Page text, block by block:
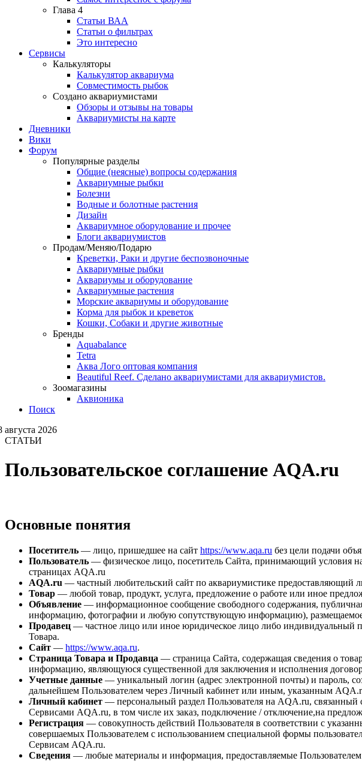
Глава 4
Статьи ВАА
Статьи о фильтрах
Это интересно
Сервисы
Калькуляторы
Калькулятор аквариума
Совместимость рыбок
Создано аквариумистами
Обзоры и отзывы на товары
Аквариумисты на карте
Дневники
Вики
Форум
Популярные разделы
Общие (неясные) вопросы содержания
Аквариумные рыбки
Болезни
Водные и болотные растения
Дизайн
Аквариумное оборудование и прочее
Блоги аквариумистов
Продам/Меняю/Подарю
Креветки, Раки и другие беспозвоночные
Аквариумные рыбки
Аквариумы и оборудование
Аквариумные растения
Морские аквариумы и оборудование
Корма для рыбок и креветок
Кошки, Собаки и другие животные
Бренды
Aquabalance
Tetra
Аква Лого оптовая компания
Beautiful Reef. Сделано аквариумистами для аквариумистов.
Зоомагазины
Аквионика
Поиск
августа 2026
СТАТЬИ
Пользовательское соглашение AQA.ru
Основные понятия
Посетитель — лицо, пришедшее на сайт https://www.aqa.ru без цели подачи
Пользователь — физическое лицо, посетитель Сайта, принимающий условия
страницах AQA.ru
AQA.ru — частный любительский сайт по аквариумистике предоставляющий
Товар — любой товар, продукт, услуга, предложение о работе или иное
Объявление — информационное сообщение свободного содержания,
информацию, фотографии и любую сопутствующую информацию), размещаемое
Продавец — частное лицо или иное юридическое лицо либо индивидуальный
Товара.
Сайт — https://www.aqa.ru.
Страница Товара и Продавца — страница Сайта, содержащая сведения о
информацию, являющуюся существенной для заключения и исполнения
Учетные данные — уникальный логин (адрес электронной почты) и пароль,
дальнейшем Пользователем через Личный кабинет или иным, указанным
Личный кабинет — персональный раздел Пользователя на AQA.ru,
Сервисами AQA.ru, в том числе их заказ, подключение / отключение,на
Регистрация — совокупность действий Пользователя в соответствии с
совершаемых Пользователем с использованием специальной формы
Сервисам AQA.ru.
Сведения — любые материалы и информация, предоставляемые